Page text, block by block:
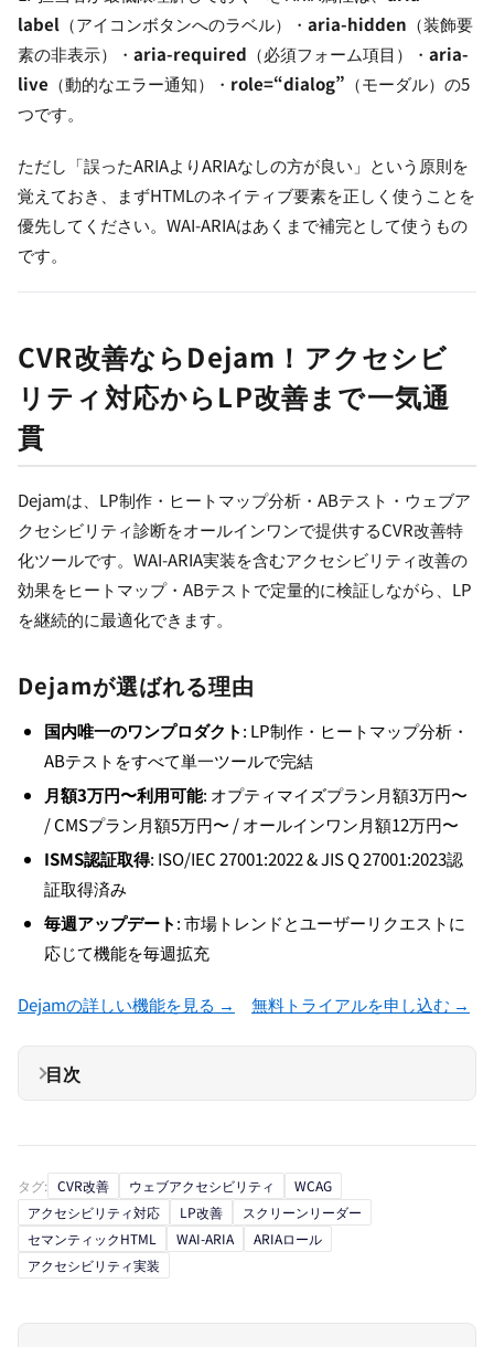
label （アイコンボタンへのラベル）・ aria-hidden （装飾要
素の非表示）・ aria-required （必須フォーム項目）・ aria-
live （動的なエラー通知）・ role=“dialog” （モーダル）の5
つです。
ただし「誤ったARIAよりARIAなしの方が良い」という原則を
覚えておき、まずHTMLのネイティブ要素を正しく使うことを
優先してください。WAI-ARIAはあくまで補完として使うもの
です。
CVR改善ならDejam！アクセシビ
リティ対応からLP改善まで一気通
貫
Dejamは、LP制作・ヒートマップ分析・ABテスト・ウェブア
クセシビリティ診断をオールインワンで提供するCVR改善特
化ツールです。WAI-ARIA実装を含むアクセシビリティ改善の
効果をヒートマップ・ABテストで定量的に検証しながら、LP
を継続的に最適化できます。
Dejamが選ばれる理由
国内唯一のワンプロダクト: LP制作・ヒートマップ分析・
ABテストをすべて単一ツールで完結
月額3万円〜利用可能: オプティマイズプラン月額3万円〜
/ CMSプラン月額5万円〜 / オールインワン月額12万円〜
ISMS認証取得: ISO/IEC 27001:2022 & JIS Q 27001:2023認
証取得済み
毎週アップデート: 市場トレンドとユーザーリクエストに
応じて機能を毎週拡充
Dejamの詳しい機能を見る → 無料トライアルを申し込む →
目次
タグ: CVR改善 ウェブアクセシビリティ
WCAG
アクセシビリティ対応
LP改善
スクリーンリーダー
セマンティックHTML
WAI-ARIA
ARIAロール
アクセシビリティ実装